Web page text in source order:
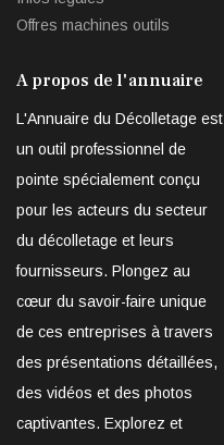
Offres machines outils
A propos de l'annuaire
L'Annuaire du Décolletage est
un outil professionnel de
pointe spécialement conçu
pour les acteurs du secteur
du décolletage et leurs
fournisseurs. Plongez au
cœur du savoir-faire unique
de ces entreprises à travers
des présentations détaillées,
des vidéos et des photos
captivantes. Explorez et